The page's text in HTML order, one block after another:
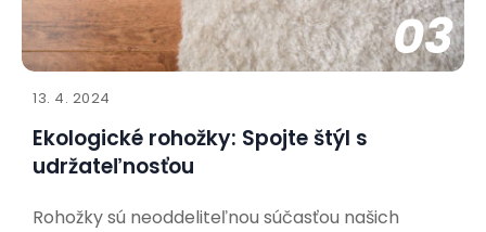
03
13. 4. 2024
Ekologické rohožky: Spojte štýl s
udržateľnosťou
Rohožky sú neoddeliteľnou súčasťou našich